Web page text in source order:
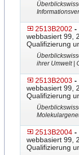
2513B2002 -
webbasiert 99,
Qualifizierung
ihrer Umwelt |
2513B2003 -
webbasiert 99,
Qualifizierung
2513B2004 -
webbasiert 99,
Qualifizierung